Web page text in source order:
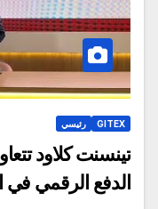
GITEX رئيسي
تينسنت كلاود
الدفع الرقمي